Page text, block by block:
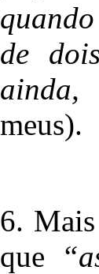
de
ainda,
meus).
6.
que